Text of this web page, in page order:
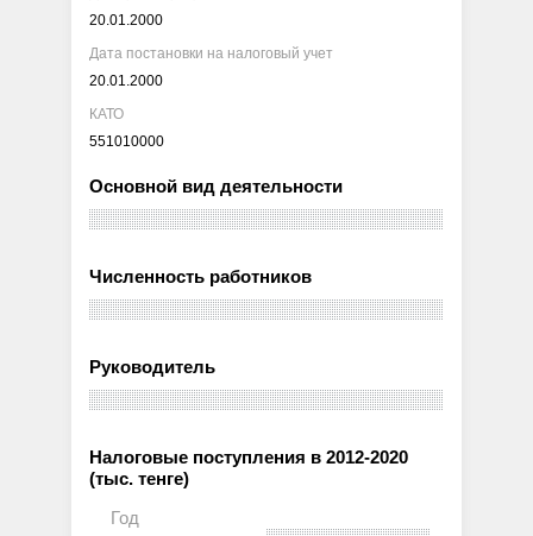
20.01.2000
Дата постановки на налоговый учет
20.01.2000
КАТО
551010000
Основной вид деятельности
Численность работников
Руководитель
Налоговые поступления в 2012-2020
(тыс. тенге)